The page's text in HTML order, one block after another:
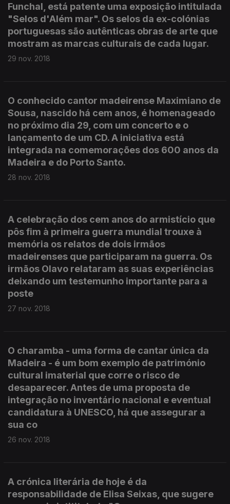
Funchal, está patente uma exposição intitulada
"Selos d'Além mar". Os selos da ex-colónias
portuguesas são autênticas obras de arte que
mostram as marcas culturais de cada lugar.
29 nov. 2018
O conhecido cantor madeirense Maximiano de
Sousa, nascido há cem anos, é homenageado
no próximo dia 29, com um concerto e o
lançamento de um CD. A iniciativa está
integrada na comemorações dos 600 anos da
Madeira e do Porto Santo.
28 nov. 2018
A celebração dos cem anos do armistício que
pôs fim à primeira guerra mundial trouxe à
memória os relatos de dois irmãos
madeirenses que participaram na guerra. Os
irmãos Olavo relataram as suas experiências
deixando um testemunho importante para a
poste
27 nov. 2018
O charamba - uma forma de cantar única da
Madeira - é um bom exemplo de património
cultural imaterial que corre o risco de
desaparecer. Antes de uma proposta de
integração no inventário nacional e eventual
candidatura à UNESCO, há que assegurar a
sua co
26 nov. 2018
A crónica literária de hoje é da
responsabilidade de Elisa Seixas, que sugere